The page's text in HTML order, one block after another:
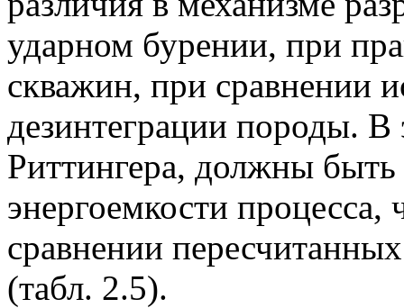
ударном бурении, при
скважин, при сравнении
дезинтеграции породы. В
Риттингера, должны быть
энергоемкости процесса,
сравнении
(табл. 2.5).